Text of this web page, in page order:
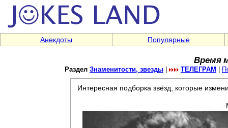
Анекдоты Популярные
Время
Раздел Знаменитости, звезды ТЕЛЕГРАМ
Интересная подборка звёзд, которые